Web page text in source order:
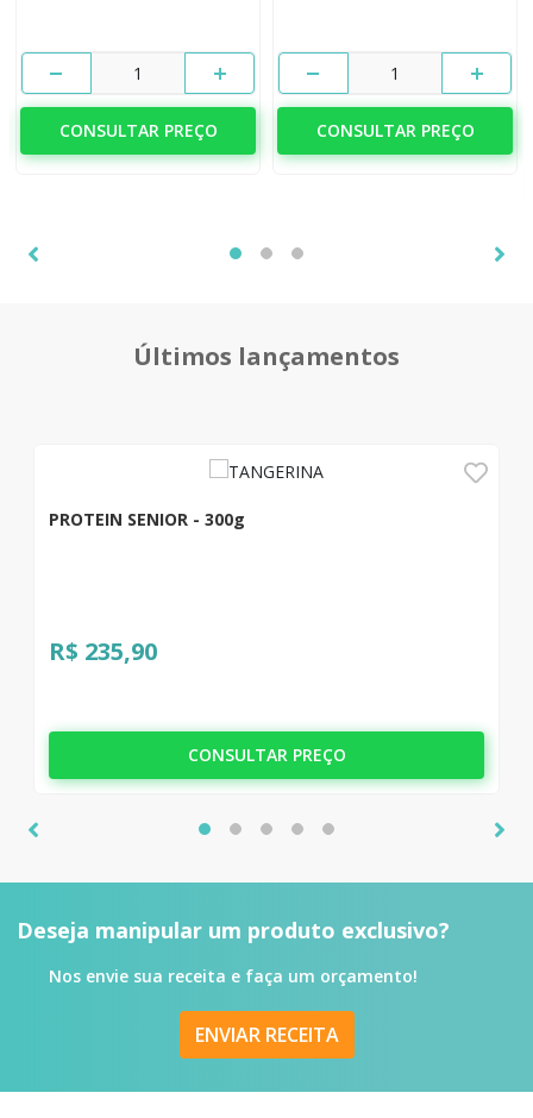
1
CONSULTAR PREÇO
1
CONSULTAR PREÇO
Últimos lançamentos
PROTEIN SENIOR - 300g
R$ 235,90
CONSULTAR PREÇO
Deseja manipular um produto exclusivo?
Nos envie sua receita e faça um orçamento!
ENVIAR RECEITA